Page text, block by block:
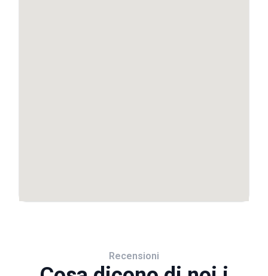
Recensioni